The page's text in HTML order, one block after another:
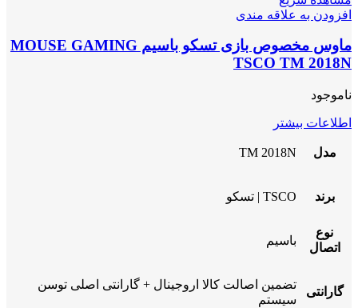
افزودن به علاقه مندی
ماوس مخصوص بازی تسکو باسیم MOUSE GAMING
TSCO TM 2018N
ناموجود
اطلاعات بیشتر
مدل TM 2018N
برند TSCO | تسکو
نوع
اتصال
باسیم
گارانتی
تضمین اصالت کالا اروجینال + گارانتی اصلی توسن
سیستم